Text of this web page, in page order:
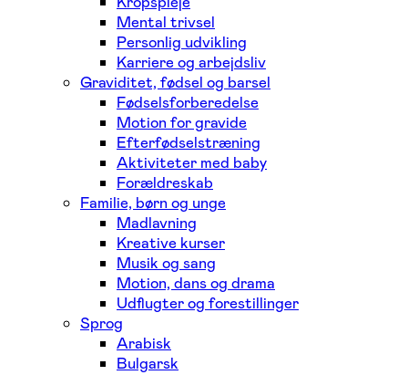
Mental trivsel
Personlig udvikling
Karriere og arbejdsliv
Graviditet, fødsel og barsel
Fødselsforberedelse
Motion for gravide
Efterfødselstræning
Aktiviteter med baby
Forældreskab
Familie, børn og unge
Madlavning
Kreative kurser
Musik og sang
Motion, dans og drama
Udflugter og forestillinger
Sprog
Arabisk
Bulgarsk